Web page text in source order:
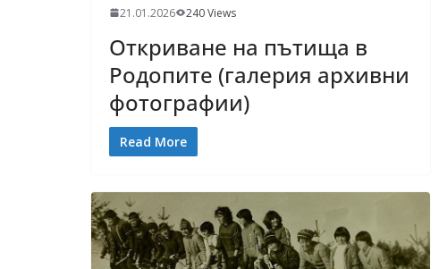
21.01.2026 240 Views
Откриване на пътища в
Родопите (галерия архивни
фотографии)
Read More